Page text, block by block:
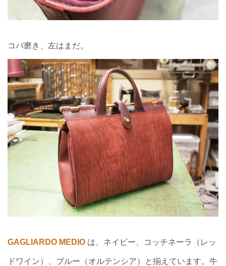
コバ磨き、左はまだ。
GAGLIARDO MEDIO は、ネイビー、コッチネーラ（レッ
ドワイン）、ブルー（オルテンシア）と揃えています。牛